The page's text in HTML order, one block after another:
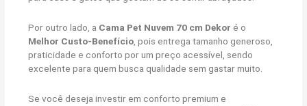
Por outro lado, a Cama Pet Nuvem 70 cm Dekor é o
Melhor Custo-Benefício, pois entrega tamanho generoso,
praticidade e conforto por um preço acessível, sendo
excelente para quem busca qualidade sem gastar muito.
Se você deseja investir em conforto premium e